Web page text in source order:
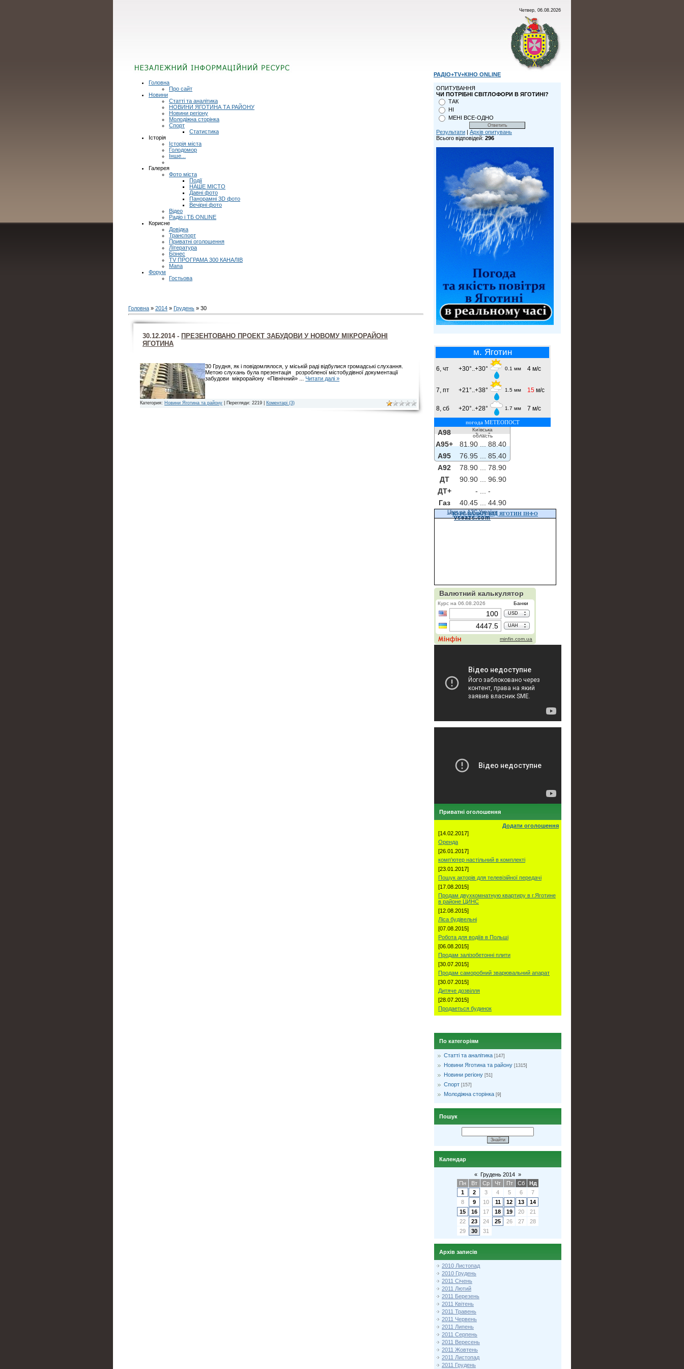
Четвер, 06.08.2026
Головна
Про сайт
Новини
Статті та аналітика
НОВИНИ ЯГОТИНА ТА РАЙОНУ
Новини регіону
Молодіжна сторінка
Спорт
Статистика
Історія
Історія міста
Голодомор
Інше...
Галерея
Фото міста
Події
НАШЕ МІСТО
Давні фото
Панорамні 3D фото
Вечірні фото
Відео
Радіо і ТБ ONLINE
Корисне
Довідка
Транспорт
Приватні оголошення
Література
Бізнес
TV ПРОГРАМА 300 КАНАЛІВ
Мапа
Форум
Гостьова
Головна » 2014 » Грудень » 30
30.12.2014 - ПРЕЗЕНТОВАНО ПРОЕКТ ЗАБУДОВИ У НОВОМУ МІКРОРАЙОНІ
ЯГОТИНА
30 Грудня, як і повідомлялося, у міській раді відбулися громадські слухання.
Метою слухань була презентація розробленої містобудівної документації
забудови мікрорайону «Північний»
Читати далі »
Категория: Новини Яготина та району | Перегляди: 2219 | Коментарі (3)
РАДІО+TV+КІНО ONLINE
ОПИТУВАННЯ
ЧИ ПОТРІБНІ СВІТЛОФОРИ В ЯГОТИНІ?
ТАК
НІ
МЕНІ ВСЕ-ОДНО
Результати | Архів опитувань
Всього відповідей: 296
м. Яготин
6, чт +30°..+30° 0.1 мм 4 м/с
7, пт +21°..+38° 1.5 мм 15 м/с
8, сб +20°..+28° 1.7 мм 7 м/с
погода МЕТЕОПОСТ
Київська
область
A98 - ...-
A95+
81.90 ...
88.40
A95
76.95 ...
85.40
A92
78.90 ...
78.90
ДТ
90.90 ...
96.90
ДТ+
- ...
-
Газ
40.45 ... 44.90
Ціни на АЗС України
vseazs.com
КУРС ВАЛЮТ ВІД ЯГОТИН ІНФО
Приватні оголошення
Додати оголошення
[14.02.2017]
Оренда
[26.01.2017]
комп'ютер настільний в комплекті
[23.01.2017]
Пошук акторів для телевізійної передачі
[17.08.2015]
Продам двухкомнатную квартиру в г.Яготине
в районе ЦИНС
[12.08.2015]
Ліса будівельні
[07.08.2015]
Робота для водіїв в Польші
[06.08.2015]
Продам залізобетонні плити
[30.07.2015]
Продам саморобний зварювальний апарат
[30.07.2015]
Дитяче дозвілля
[28.07.2015]
Продаеться будинок
По категоріям
Статті та аналітика [147]
Новини Яготина та району [1315]
Новини регіону [51]
Спорт [157]
Молодіжна сторінка [9]
Пошук
Календар
« Грудень 2014 »
Пн
Вт Ср Чт Пт Сб
Нд
1
2 3 4 5 6
7
8
9 10 11 12 13
14
15
16 17 18 19 20
21
22
23 24 25 26 27
28
29
30 31
Архів записів
2010 Листопад
2010 Грудень
2011 Січень
2011 Лютий
2011 Березень
2011 Квітень
2011 Травень
2011 Червень
2011 Липень
2011 Серпень
2011 Вересень
2011 Жовтень
2011 Листопад
2011 Грудень